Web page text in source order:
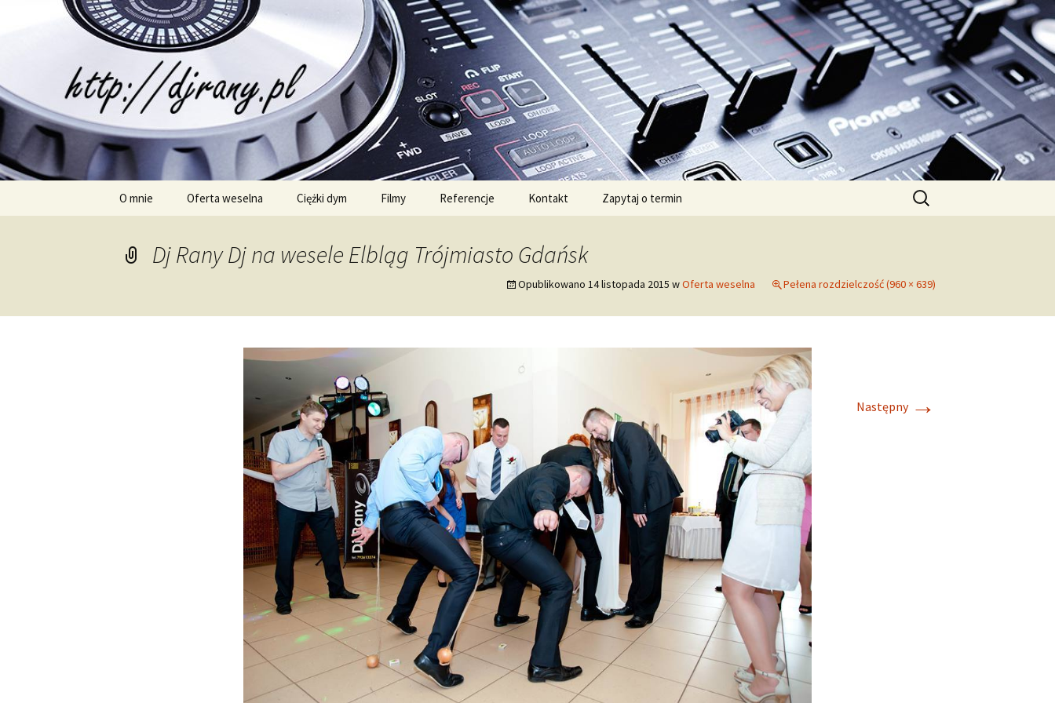
Dj Rany
Dj na wesele Trójmiasto, Gdańsk, Elbląg i okolice
O mnie Oferta weselna Ciężki dym Filmy Referencje Kontakt Zapytaj o termin
Szukaj:
Dj Rany Dj na wesele Elbląg Trójmiasto Gdańsk
Opublikowano 14 listopada 2015 wOferta weselna Pełena rozdzielczość (960 × 639)
Następny →